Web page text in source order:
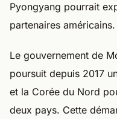
Pyongyang pourrait
partenaires américains.
Le gouvernement de
poursuit depuis 2017
et la Corée du Nord
deux pays. Cette